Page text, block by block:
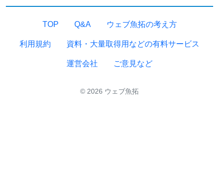
TOP Q&A ウェブ魚拓の考え方
利用規約 資料・大量取得用などの有料サービス
運営会社 ご意見など
© 2026 ウェブ魚拓